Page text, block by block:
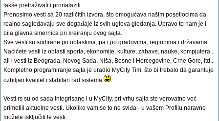
lakše pretraživali i pronalazili.
Prenosimo vesti sa 20 različitih izvora, što omogućava našim posetiocima da
realno sagledavaju sve događaje iz svih uglova gledanja. Upravo to nam je i
bila glavna smernica pri kreiranju ovog sajta.
Sve vesti su sortirane po oblastima, pa i po gradovima, regionima i državama.
Naćićete vesti iz oblasti sporta, ekonomije, kulture, zabave, nauke, kompjutera...
ali i vesti iz Beograda, Novog Sada, Niša, Bosne i Hercegovine, Crne Gore, itd...
Kompletno programiranje sajta je uradio MyCity Tim, što bi trebalo da garantuje
ozbiljan kvalitet i stabilan rad sistema
Vesti.rs su od sada integrisane i u MyCity, pri vrhu sajta ste verovatno već
primetili aktuelne vesti. Ukoliko vam se to ne sviđa - u vašem Profilu naravno
možete isključiti te vesti.